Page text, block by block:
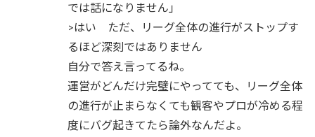
では話になりません」
>はい ただ、リーグ全体の進行がストップす
るほど深刻ではありません
自分で答え言ってるね。
運営がどんだけ完璧にやってても、リーグ全体
の進行が止まらなくても観客やプロが冷める程
度にバグ起きてたら論外なんだよ。